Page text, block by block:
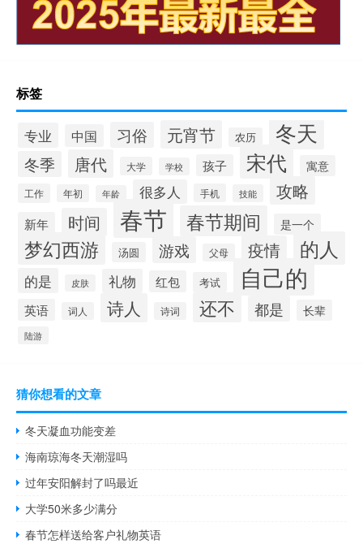
标签
专业 中国 习俗 元宵节 农历 冬天
冬季 唐代 大学 学校 孩子 宋代 寓意
工作 年初 年龄 很多人 手机 技能 攻略
新年 时间 春节 春节期间 是一个
梦幻西游 汤圆 游戏 父母 疫情 的人
的是 皮肤 礼物 红包 考试 自己的
英语 词人 诗人 诗词 还不 都是 长辈
陆游
猜你想看的文章
冬天凝血功能变差
海南琼海冬天潮湿吗
过年安阳解封了吗最近
大学50米多少满分
春节怎样送给客户礼物英语